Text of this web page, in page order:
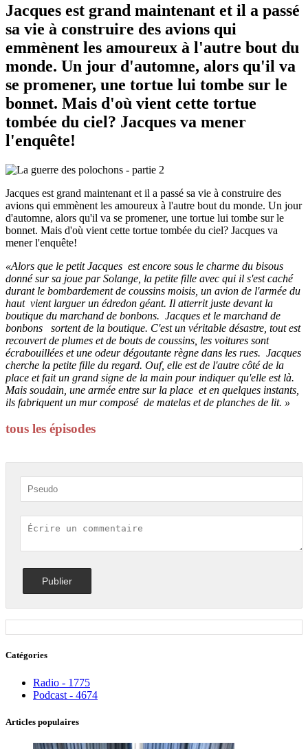
Jacques est grand maintenant et il a passé
sa vie à construire des avions qui
emmènent les amoureux à l'autre bout du
monde. Un jour d'automne, alors qu'il va
se promener, une tortue lui tombe sur le
bonnet. Mais d'où vient cette tortue
tombée du ciel? Jacques va mener
l'enquête!
Jacques est grand maintenant et il a passé sa vie à construire des
avions qui emmènent les amoureux à l'autre bout du monde. Un jour
d'automne, alors qu'il va se promener, une tortue lui tombe sur le
bonnet. Mais d'où vient cette tortue tombée du ciel? Jacques va
mener l'enquête!
«Alors que le petit Jacques est encore sous le charme du bisous
donné sur sa joue par Solange, la petite fille avec qui il s'est caché
durant le bombardement de coussins moisis, un avion de l'armée du
haut vient larguer un édredon géant. Il atterrit juste devant la
boutique du marchand de bonbons. Jacques et le marchand de
bonbons sortent de la boutique. C'est un véritable désastre, tout est
recouvert de plumes et de bouts de coussins, les voitures sont
écrabouillées et une odeur dégoutante règne dans les rues. Jacques
cherche la petite fille du regard. Ouf, elle est de l'autre côté de la
place et fait un grand signe de la main pour indiquer qu'elle est là.
Mais soudain, une armée entre sur la place et en quelques instants,
ils fabriquent un mur composé de matelas et de planches de lit. »
tous les épisodes
Catégories
Radio - 1775
Podcast - 4674
Articles populaires